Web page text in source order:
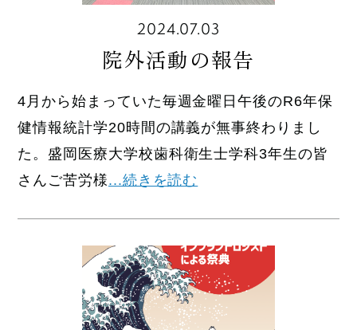
2024.07.03
院外活動の報告
4月から始まっていた毎週金曜日午後のR6年保
健情報統計学20時間の講義が無事終わりまし
た。盛岡医療大学校歯科衛生士学科3年生の皆
さんご苦労様...続きを読む